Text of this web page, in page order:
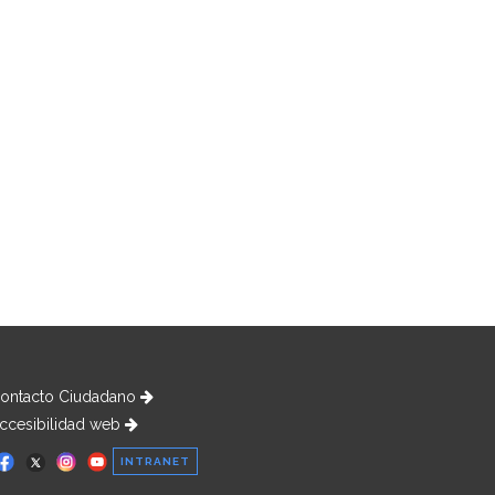
Ciudadano
web
INTRANET